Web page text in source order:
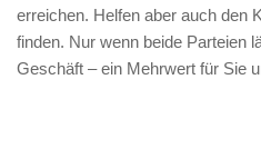
erreichen. Helfen aber auch den
finden. Nur wenn beide Parteien
Geschäft – ein Mehrwert für Sie